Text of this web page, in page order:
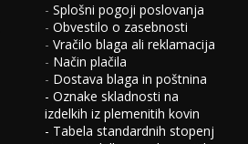
- Splošni pogoji poslovanja
- Obvestilo o zasebnosti
- Vračilo blaga ali reklamacija
- Način plačila
- Dostava blaga in poštnina
- Oznake skladnosti na
izdelkih iz plemenitih kovin
- Tabela standardnih stopenj